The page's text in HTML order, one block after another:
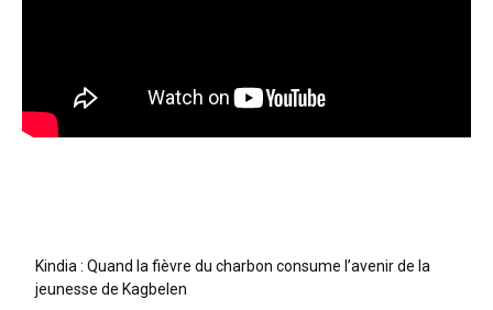
Kindia : Quand la fièvre du charbon consume l’avenir de la
jeunesse de Kagbelen